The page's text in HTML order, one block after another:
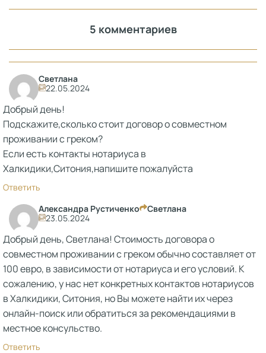
5 комментариев
Светлана
22.05.2024
Добрый день!
Подскажите,сколько стоит договор о совместном
проживании с греком?
Если есть контакты нотариуса в
Халкидики,Ситония,напишите пожалуйста
Ответить
Александра Рустиченко
Светлана
23.05.2024
Добрый день, Светлана! Стоимость договора о
совместном проживании с греком обычно составляет от
100 евро, в зависимости от нотариуса и его условий. К
сожалению, у нас нет конкретных контактов нотариусов
в Халкидики, Ситония, но Вы можете найти их через
онлайн-поиск или обратиться за рекомендациями в
местное консульство.
Ответить